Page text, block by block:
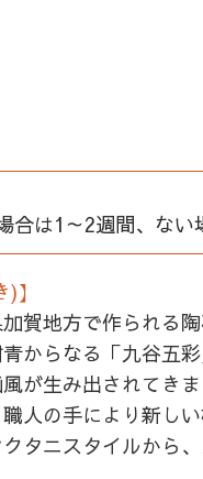
合は1～2週間、ない
】
賀地方で作られる陶
からなる「九谷五
が生み出されてきま
人の手により新し
タニスタイルから